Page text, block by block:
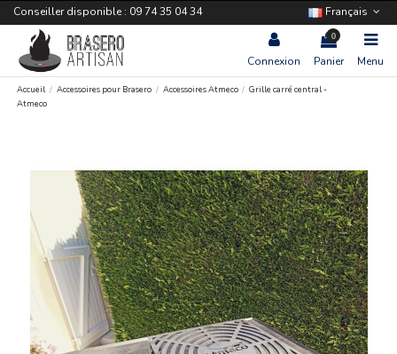
Conseiller disponible : 09 74 35 04 34 Français
Connexion
0
Panier Menu
Accueil Accessoires pour Brasero Accessoires Atmeco
Grille carré central -
Atmeco